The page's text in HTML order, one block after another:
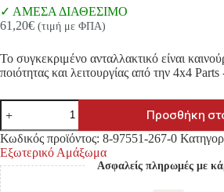
ΑΜΕΣΑ ΔΙΑΘΕΣΙΜΟ
61,20€ (τιμή με ΦΠΑ)
Το συγκεκριμένο ανταλλακτικό είναι
ποιότητας και λειτουργίας από την 4x4
ΔΙΑΚΟΣΜΗΤΙΚΟ
ΚΑΠΩ
ΧΡΩΜΙΟ
ISUZU
DMAX
'20-
ποσότητα
Προσθήκη
Κωδικός προϊόντος: 8-97551-267-0
Εξωτερικό Αμάξωμα
Ασφαλείς πληρωμές με